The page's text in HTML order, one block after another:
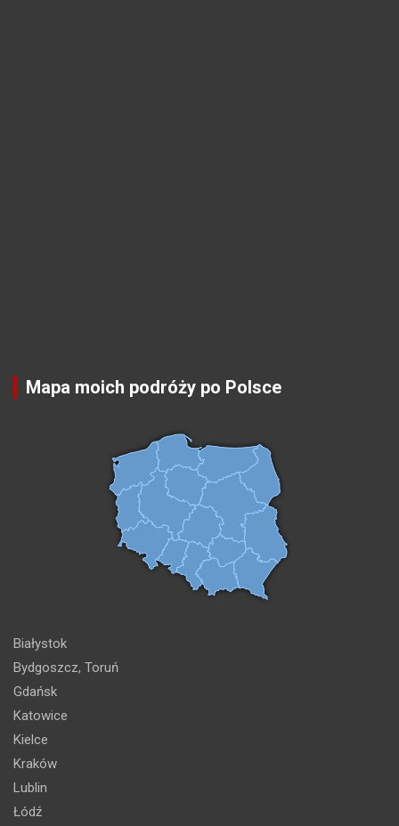
Mapa moich podróży po Polsce
Białystok
Bydgoszcz, Toruń
Gdańsk
Katowice
Kielce
Kraków
Lublin
Łódź